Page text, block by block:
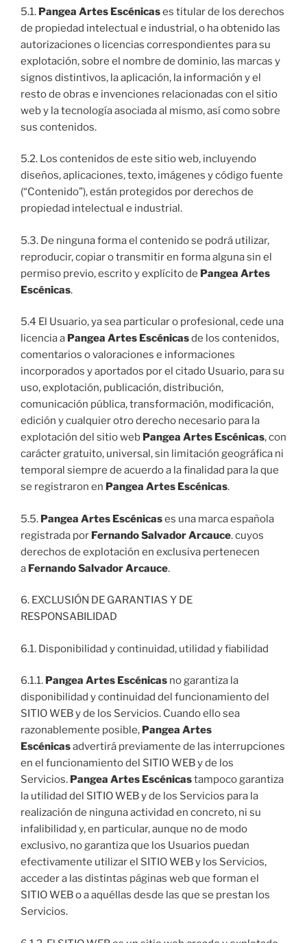
5.1. Pangea Artes Escénicases titular de los derechos
de propiedad intelectual e industrial, o ha obtenido las
autorizaciones o licencias correspondientes para su
explotación, sobre el nombre de dominio, las marcas y
signos distintivos, la aplicación, la información y el
resto de obras e invenciones relacionadas con el sitio
web y la tecnología asociada al mismo, así como sobre
sus contenidos.
5.2. Los contenidos de este sitio web, incluyendo
diseños, aplicaciones, texto, imágenes y código fuente
(“Contenido”), están protegidos por derechos de
propiedad intelectual e industrial.
5.3. De ninguna forma el contenido se podrá utilizar,
reproducir, copiar o transmitir en forma alguna sin el
permiso previo, escrito y explícito de Pangea Artes
Escénicas.
5.4 El Usuario, ya sea particular o profesional, cede una
licencia a Pangea Artes Escénicasde los contenidos,
comentarios o valoraciones e informaciones
incorporados y aportados por el citado Usuario, para su
uso, explotación, publicación, distribución,
comunicación pública, transformación, modificación,
edición y cualquier otro derecho necesario para la
explotación del sitio web Pangea Artes Escénicas, con
carácter gratuito, universal, sin limitación geográfica ni
temporal siempre de acuerdo a la finalidad para la que
se registraron en Pangea Artes Escénicas.
5.5. Pangea Artes Escénicases una marca española
registrada por Fernando Salvador Arcauce. cuyos
derechos de explotación en exclusiva pertenecen
a Fernando Salvador Arcauce.
6. EXCLUSIÓN DE GARANTIAS Y DE
RESPONSABILIDAD
6.1. Disponibilidad y continuidad, utilidad y fiabilidad
6.1.1. Pangea Artes Escénicas no garantiza la
disponibilidad y continuidad del funcionamiento del
SITIO WEB y de los Servicios. Cuando ello sea
razonablemente posible, Pangea Artes
Escénicasadvertirá previamente de las interrupciones
en el funcionamiento del SITIO WEB y de los
Servicios. Pangea Artes Escénicastampoco garantiza
la utilidad del SITIO WEB y de los Servicios para la
realización de ninguna actividad en concreto, ni su
infalibilidad y, en particular, aunque no de modo
exclusivo, no garantiza que los Usuarios puedan
efectivamente utilizar el SITIO WEB y los Servicios,
acceder a las distintas páginas web que forman el
SITIO WEB o a aquéllas desde las que se prestan los
Servicios.